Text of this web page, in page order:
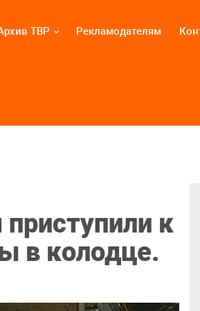
ТВР Рекламодателям
к
в колодце.